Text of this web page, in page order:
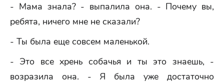
- Мама знала? - выпалила она. - Почему вы,
ребята, ничего мне не сказали?
- Ты была еще совсем маленькой.
- Это все хрень собачья и ты это знаешь, -
возразила она. - Я была уже достаточно